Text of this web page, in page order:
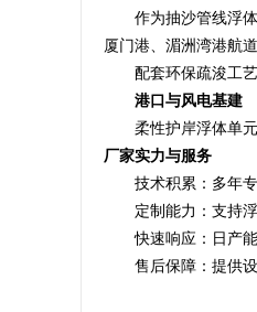
作为抽沙管线浮体
厦门港、湄洲湾港航
配套环保疏浚工艺
港口与风电基建
柔性护岸浮体单元
厂家实力与服务
技术积累：多年专
定制能力：支持浮
快速响应：日产能*
售后保障：提供设